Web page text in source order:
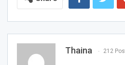
Thaina 212